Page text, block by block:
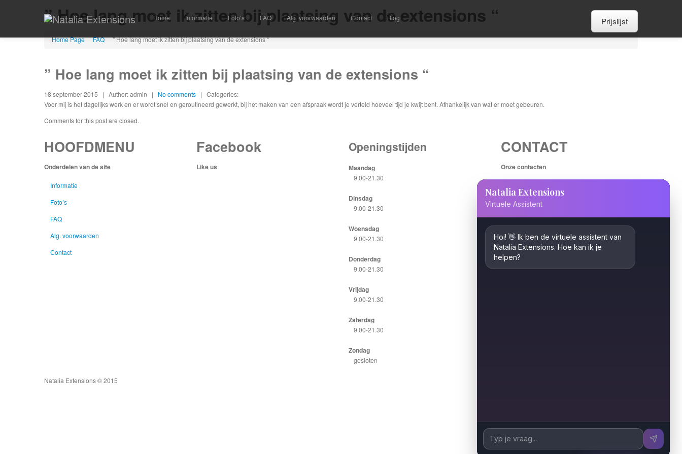
Home Informatie Foto’s FAQ Alg. voorwaarden Contact Blog Prijslijst
” Hoe lang moet ik zitten bij plaatsing van de extensions “
Home Page FAQ ”Hoe lang moet ik zitten bij plaatsing van de extensions “
” Hoe lang moet ik zitten bij plaatsing van de extensions “
18 september 2015 | Author: admin | No comments | Categories:
Voor mij is het dagelijks werk en er wordt snel en geroutineerd gewerkt, bij het maken van een afspraak wordt je verteld hoeveel tijd je kwijt bent. Afhankelijk van wat er moet gebeuren.
Comments for this post are closed.
HOOFDMENU
Onderdelen van de site
Informatie
Foto’s
FAQ
Alg. voorwaarden
Сontact
Facebook
Like us
Openingstijden
Maandag
9.00-21.30
Dinsdag
9.00-21.30
Woensdag
9.00-21.30
Donderdag
9.00-21.30
Vrijdag
9.00-21.30
Zaterdag
9.00-21.30
Zondag
gesloten
CONTACT
Onze contacten
Natalia Extensions
Stokerij 9
Tel 06 55 88 78 21
Mail: contactnataliaextensions@gmail.com
KvK : Leeuwarden nr. 01109374
Natalia Extensions © 2015